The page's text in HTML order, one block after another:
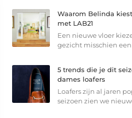
Waarom Belinda
met LAB21
Een nieuwe vloer
gezicht misschien
5 trends die je dit
dames loafers
Loafers zijn al jaren
seizoen zien we